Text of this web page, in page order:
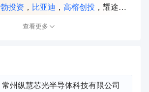
勃投资 ， 比亚迪 ，高榕创投 ，耀途资
查看更多
常州纵慧芯光半导体科技有限公司